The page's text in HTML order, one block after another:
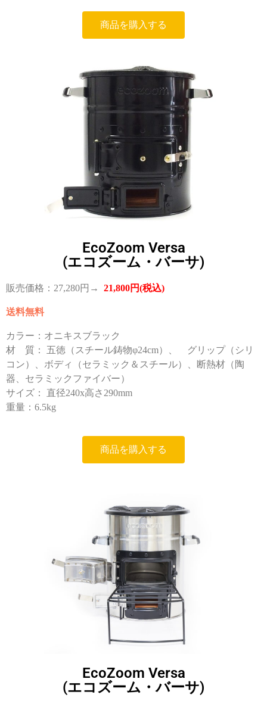
商品を購入する
EcoZoom Versa
(エコズーム・バーサ)
販売価格：27,280円→ 21,800円(税込)
送料無料
カラー：オニキスブラック
材 質： 五徳（スチール鋳物φ24cm）、 グリップ（シリ
コン）、ボディ（セラミック＆スチール）、断熱材（陶
器、セラミックファイバー）
サイズ： 直径240x高さ290mm
重量：6.5kg
商品を購入する
EcoZoom Versa
(エコズーム・バーサ)